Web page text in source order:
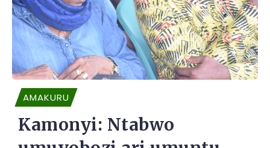
AMAKURU
Kamonyi: Ntabwo